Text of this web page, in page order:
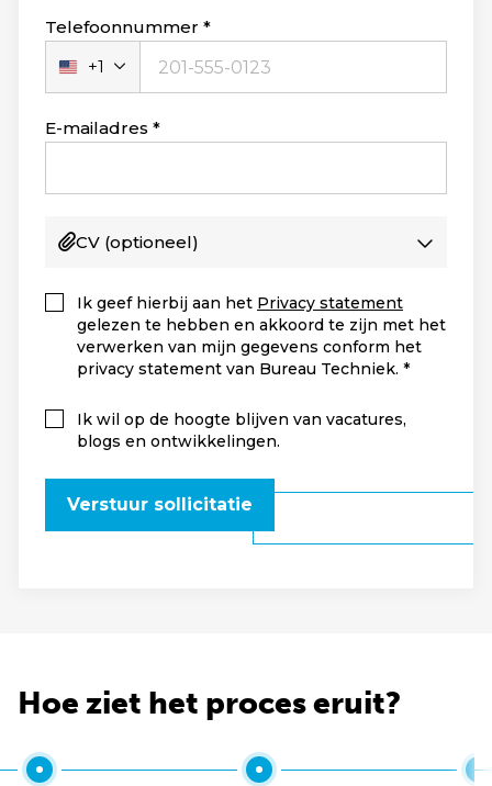
Telefoonnummer
Verenigde
Staten
+1
+1
E-mailadres
CV (optioneel)
Ik geef hierbij aan het Privacy statement
gelezen te hebben en akkoord te zijn met het
verwerken van mijn gegevens conform het
privacy statement van Bureau Techniek.
Ik wil op de hoogte blijven van vacatures,
blogs en ontwikkelingen.
Verstuur sollicitatie
Hoe ziet het proces eruit?